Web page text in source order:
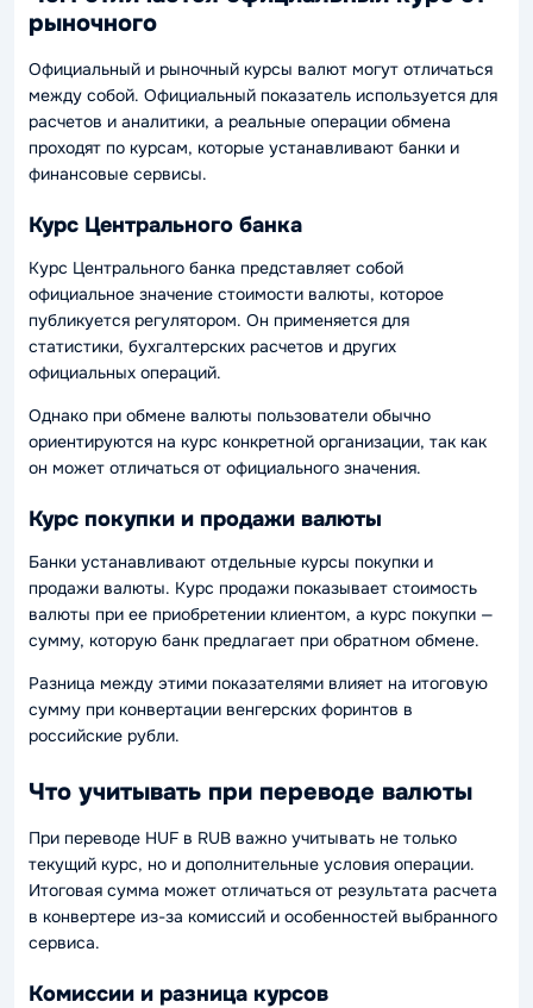
рыночного
Официальный и рыночный курсы валют могут отличаться
между собой. Официальный показатель используется для
расчетов и аналитики, а реальные операции обмена
проходят по курсам, которые устанавливают банки и
финансовые сервисы.
Курс Центрального банка
Курс Центрального банка представляет собой
официальное значение стоимости валюты, которое
публикуется регулятором. Он применяется для
статистики, бухгалтерских расчетов и других
официальных операций.
Однако при обмене валюты пользователи обычно
ориентируются на курс конкретной организации, так как
он может отличаться от официального значения.
Курс покупки и продажи валюты
Банки устанавливают отдельные курсы покупки и
продажи валюты. Курс продажи показывает стоимость
валюты при ее приобретении клиентом, а курс покупки —
сумму, которую банк предлагает при обратном обмене.
Разница между этими показателями влияет на итоговую
сумму при конвертации венгерских форинтов в
российские рубли.
Что учитывать при переводе валюты
При переводе HUF в RUB важно учитывать не только
текущий курс, но и дополнительные условия операции.
Итоговая сумма может отличаться от результата расчета
в конвертере из-за комиссий и особенностей выбранного
сервиса.
Комиссии и разница курсов